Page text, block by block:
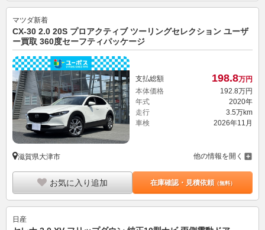
マツダ新着
CX-30 2.0 20S プロアクティブ ツーリングセレクション ユーザ
ー買取 360度セーフティパッケージ
支払総額 198.8万円
本体価格
192. 8万円
年式
2020年
走行
3.5万km
車検
2026年11月
滋賀県大津市 他の情報を開く
お気に入り追加 在庫確認・見積依頼（無料）
日産